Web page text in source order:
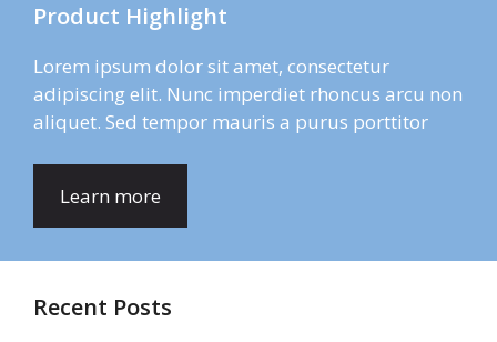
Product Highlight
Lorem ipsum dolor sit amet, consectetur
adipiscing elit. Nunc imperdiet rhoncus arcu non
aliquet. Sed tempor mauris a purus porttitor
Learn more
Recent Posts